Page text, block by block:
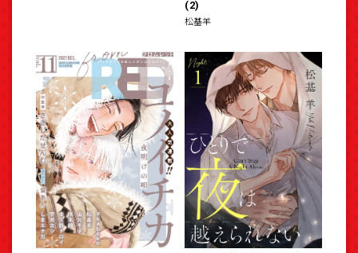
(2)
松基羊